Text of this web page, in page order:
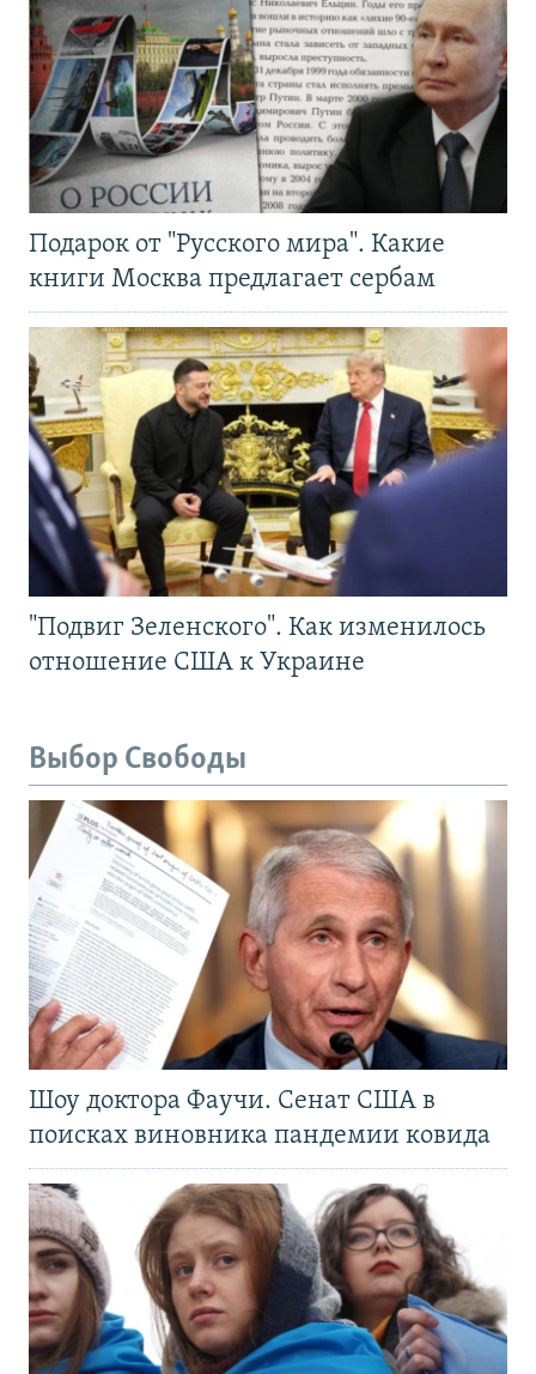
Подарок от "Русского мира". Какие
книги Москва предлагает сербам
"Подвиг Зеленского". Как изменилось
отношение США к Украине
Выбор Свободы
Шоу доктора Фаучи. Сенат США в
поисках виновника пандемии ковида